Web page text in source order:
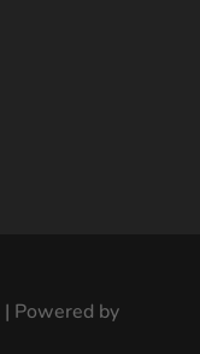
| Powered by